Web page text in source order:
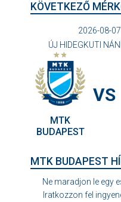
KÖVETKEZŐ
2026-08-
ÚJ HIDEGKUTI
MTK
BUDAPEST
VS
MTK BUDAPEST
Ne maradjon le egy
Iratkozzon fel